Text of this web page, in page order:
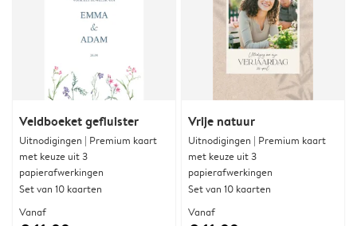
Veldboeket gefluister
Uitnodigingen | Premium kaart
met keuze uit 3
papierafwerkingen
Set van 10 kaarten
Vanaf
Vrije natuur
Uitnodigingen | Premium kaart
met keuze uit 3
papierafwerkingen
Set van 10 kaarten
Vanaf